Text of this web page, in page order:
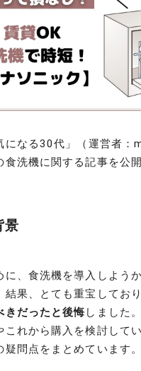
になる30代」（運営者：
食洗機に関する記事を公
景
に、食洗機を導入しよう
結果、とても重宝しており
きだったと後悔 しました
これから購入を検討して
疑問点をまとめています。